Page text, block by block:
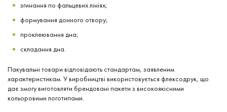
згинання по фальцевих лініях;
формування донного отвору;
проклеювання дна;
складання дна.
Пакувальні товари відповідають стандартам, заявленим
характеристикам. У виробництві використовується флексодрук, що
дає змогу виготовляти брендовані пакети з високоякісними
кольоровими логотипами.